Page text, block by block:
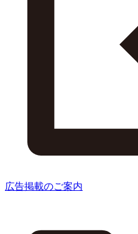
広告掲載のご案内